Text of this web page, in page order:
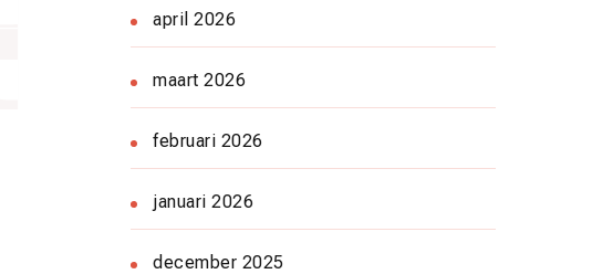
april 2026
maart 2026
februari 2026
januari 2026
december 2025